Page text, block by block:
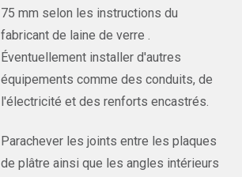
75 mm selon les instructions du
fabricant de laine de verre .
Éventuellement installer d'autres
équipements comme des conduits, de
l'électricité et des renforts encastrés.
Parachever les joints entre les plaques
de plâtre ainsi que les angles intérieurs